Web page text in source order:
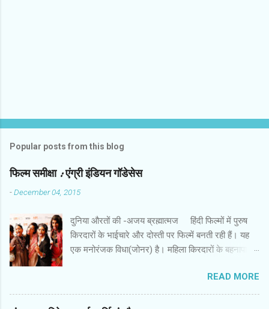
Popular posts from this blog
फिल्‍म समीक्षा : एंग्री इंडियन गॉडेसेस
-December 04, 2015
दुनिया औरतों की -अजय ब्रह्मात्‍मज हिंदी फिल्‍मों में पुरुष
किरदारों के भाईचारे और दोस्‍ती पर फिल्‍में बनती रही हैं। यह
एक मनोरंजक विधा(जोनर) है। महिला किरदारों के बहनापा
की फिल्‍म ‘ एंग्री इंडियन गॉडेसेस ’ एक अच्‍छी कोशिश है। इस
फिल्‍म में सात महिला किरदार हैं। उनकी पृष्‍ठभूमि अलग और
READ MORE